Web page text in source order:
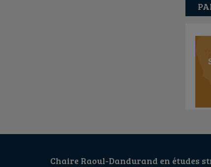
Chaire Raoul-Dandurand en études